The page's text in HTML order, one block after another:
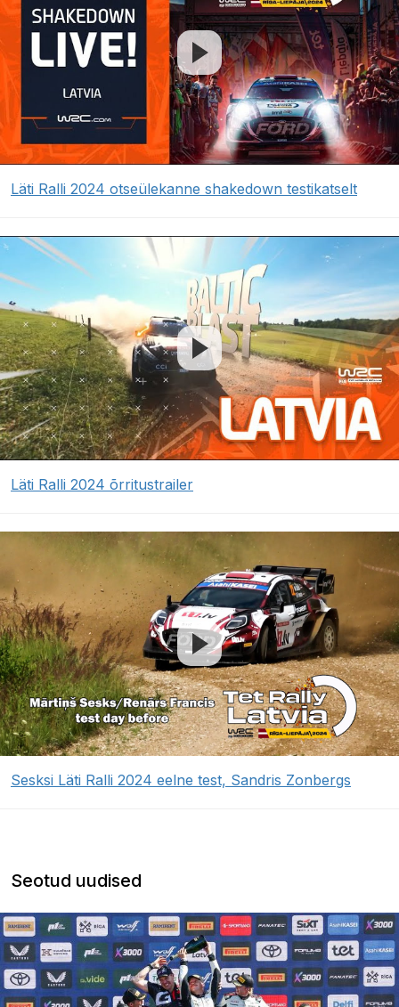
Läti Ralli 2024 otseülekanne shakedown testikatselt
Läti Ralli 2024 õrritustrailer
Sesksi Läti Ralli 2024 eelne test, Sandris Zonbergs
Seotud uudised